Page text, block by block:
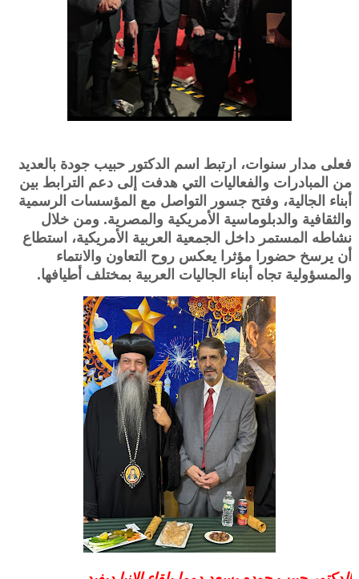
فعلى مدار سنوات، ارتبط اسم الدكتور حبيب جودة بالعديد
من المبادرات والفعاليات التي هدفت إلى دعم الترابط بين
أبناء الجالية، وفتح جسور التواصل مع المؤسسات الرسمية
والثقافية والدبلوماسية الأمريكية والمصرية. ومن خلال
نشاطه المستمر داخل الجمعية العربية الأمريكية، استطاع
أن يرسخ حضورا مؤثرا يعكس روح التعاون والانتماء
والمسؤولية تجاه أبناء الجاليات العربية بمختلف أطيافها.